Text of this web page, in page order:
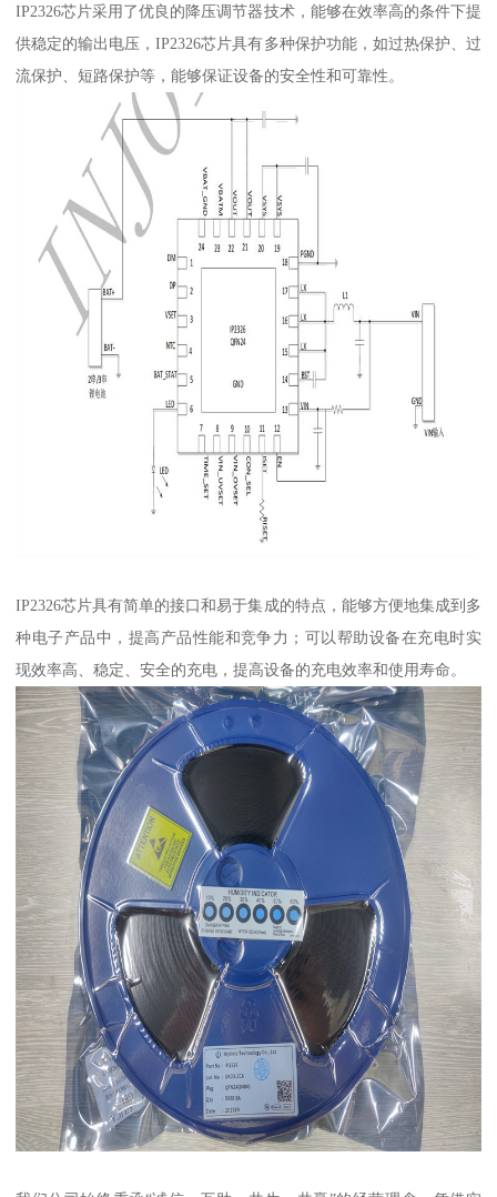
IP2326芯片采用了优良的降压调节器技术，能够在效率高的条件下提
供稳定的输出电压，IP2326芯片具有多种保护功能，如过热保护、过
流保护、短路保护等，能够保证设备的安全性和可靠性。
IP2326芯片具有简单的接口和易于集成的特点，能够方便地集成到多
种电子产品中，提高产品性能和竞争力；可以帮助设备在充电时实
现效率高、稳定、安全的充电，提高设备的充电效率和使用寿命。